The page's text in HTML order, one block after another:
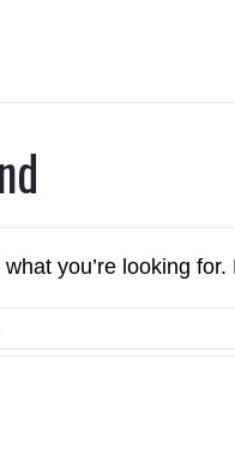
you’re looking